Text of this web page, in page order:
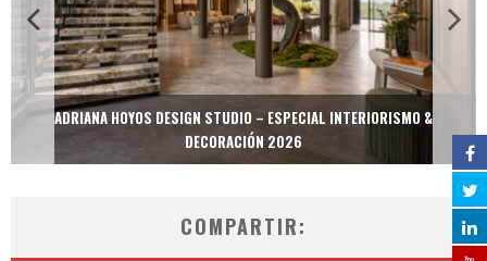
ADRIANA HOYOS DESIGN STUDIO – ESPECIAL INTERIORISMO &
DECORACIÓN 2026
COMPARTIR: